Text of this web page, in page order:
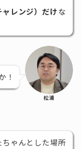
レンジ）だけな
！
松浦
ちゃんとした場所